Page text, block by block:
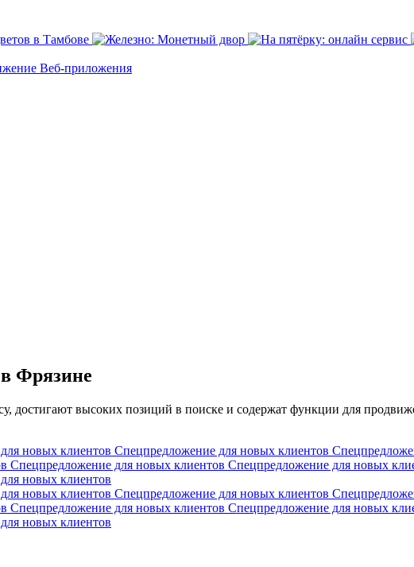
Веб-приложения
в Фрязине
достигают высоких позиций в поиске и содержат функции для
новых клиентов Спецпредложение для новых клиентов
Спецпредложение для новых клиентов Спецпредложение для новых
новых клиентов
новых клиентов Спецпредложение для новых клиентов
Спецпредложение для новых клиентов Спецпредложение для новых
новых клиентов